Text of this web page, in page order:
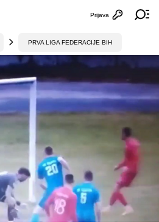
Otvori
Prijava
PRVA LIGA FEDERACIJE BIH